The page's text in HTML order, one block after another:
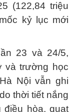
(122,84 triệu
kỷ lục mới
23 và 24/5,
và trường học
Nội vẫn ghi
thời tiết nắng
điều hòa, quạt